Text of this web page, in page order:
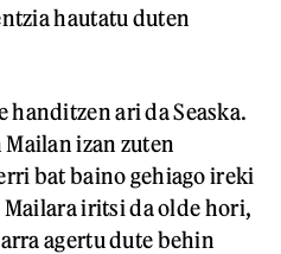
hautatu duten
handitzen ari da Seaska.
izan zuten
bat baino gehiago ireki
iritsi da olde hori,
agertu dute behin